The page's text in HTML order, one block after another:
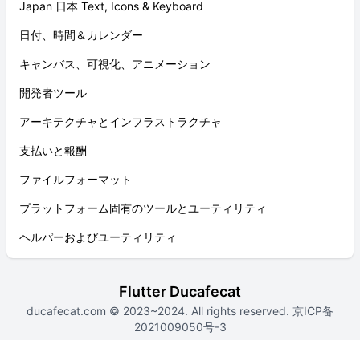
Japan 日本 Text, Icons & Keyboard
日付、時間＆カレンダー
キャンバス、可視化、アニメーション
開発者ツール
アーキテクチャとインフラストラクチャ
支払いと報酬
ファイルフォーマット
プラットフォーム固有のツールとユーティリティ
ヘルパーおよびユーティリティ
Flutter Ducafecat
ducafecat.com © 2023~2024. All rights reserved. 京ICP备
2021009050号-3